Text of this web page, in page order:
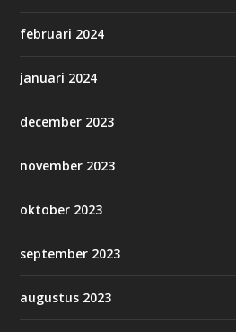
februari 2024
januari 2024
december 2023
november 2023
oktober 2023
september 2023
augustus 2023